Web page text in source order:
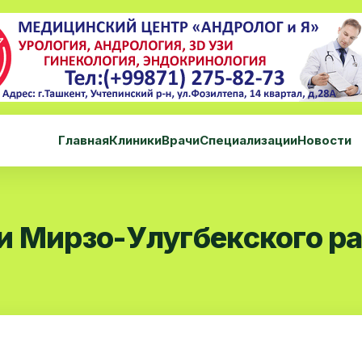
ГлавнаяКлиникиВрачиСпециализацииНовости
Мирзо-Улугбекского